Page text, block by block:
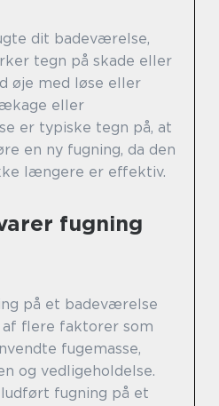
dit badeværelse,
tegn på skade eller
øje med løse eller
eller
er typiske tegn på, at
en ny fugning, da den
længere er effektiv.
fugning
på et badeværelse
flere faktorer som
fugemasse,
og vedligeholdelse.
fugning på et